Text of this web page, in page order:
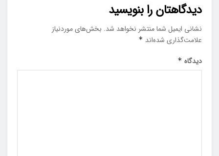
دیدگاهتان را بنویسید
نشانی ایمیل شما منتشر نخواهد شد. بخش‌های موردنیاز
علامت‌گذاری شده‌اند *
دیدگاه *